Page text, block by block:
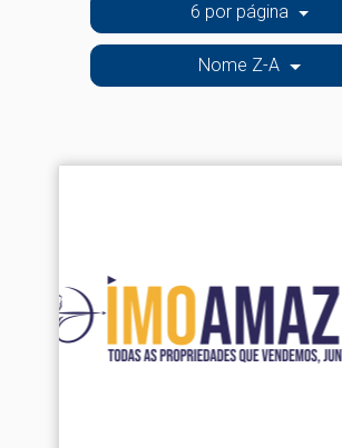
6 por página
Nome Z-A